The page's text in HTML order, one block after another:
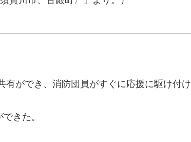
ができ、消防団員がすぐに応援に駆け付け
きた。